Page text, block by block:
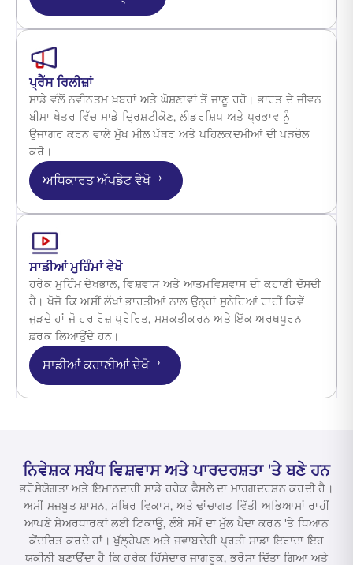
ਪ੍ਰੈੱਸ ਰਿਲੀਜ਼ਾਂ
ਸਾਡੇ ਵੱਲੋਂ ਨਵੀਨਤਮ ਖ਼ਬਰਾਂ ਅਤੇ ਘੋਸ਼ਣਾਵਾਂ ਤੋਂ ਜਾਣੂ ਰਹੋ। ਭਾਰਤ ਦੇ ਜੀਵਨ
ਬੀਮਾ ਖੇਤਰ ਵਿੱਚ ਸਾਡੇ ਦ੍ਰਿਸ਼ਟੀਕੋਣ, ਲੀਡਰਸ਼ਿਪ ਅਤੇ ਪ੍ਰਭਾਵ ਨੂੰ
ਉਜਾਗਰ ਕਰਨ ਵਾਲੇ ਮੁੱਖ ਮੀਲ ਪੱਥਰ ਅਤੇ ਪਹਿਲਕਦਮੀਆਂ ਦੀ ਪੜਚੋਲ
ਕਰੋ।
ਅਧਿਕਾਰਤ ਅੱਪਡੇਟ ਵੇਖੋ ›
ਸਾਡੀਆਂ ਮੁਹਿੰਮਾਂ ਵੇਖੋ
ਹਰੇਕ ਮੁਹਿੰਮ ਦੇਖਭਾਲ, ਵਿਸ਼ਵਾਸ ਅਤੇ ਆਤਮਵਿਸ਼ਵਾਸ ਦੀ ਕਹਾਣੀ ਦੱਸਦੀ
ਹੈ। ਖੋਜੋ ਕਿ ਅਸੀਂ ਲੱਖਾਂ ਭਾਰਤੀਆਂ ਨਾਲ ਉਨ੍ਹਾਂ ਸੁਨੇਹਿਆਂ ਰਾਹੀਂ ਕਿਵੇਂ
ਜੁੜਦੇ ਹਾਂ ਜੋ ਹਰ ਰੋਜ਼ ਪ੍ਰੇਰਿਤ, ਸਸ਼ਕਤੀਕਰਨ ਅਤੇ ਇੱਕ ਅਰਥਪੂਰਨ
ਫ਼ਰਕ ਲਿਆਉਂਦੇ ਹਨ।
ਸਾਡੀਆਂ ਕਹਾਣੀਆਂ ਦੇਖੋ ›
ਨਿਵੇਸ਼ਕ ਸਬੰਧ ਵਿਸ਼ਵਾਸ ਅਤੇ ਪਾਰਦਰਸ਼ਤਾ 'ਤੇ ਬਣੇ ਹਨ
ਭਰੋਸੇਯੋਗਤਾ ਅਤੇ ਇਮਾਨਦਾਰੀ ਸਾਡੇ ਹਰੇਕ ਫੈਸਲੇ ਦਾ ਮਾਰਗਦਰਸ਼ਨ ਕਰਦੀ ਹੈ।
ਅਸੀਂ ਮਜ਼ਬੂਤ ਸ਼ਾਸਨ, ਸਥਿਰ ਵਿਕਾਸ, ਅਤੇ ਢਾਂਚਾਗਤ ਵਿੱਤੀ ਅਭਿਆਸਾਂ ਰਾਹੀਂ
ਆਪਣੇ ਸ਼ੇਅਰਧਾਰਕਾਂ ਲਈ ਟਿਕਾਊ, ਲੰਬੇ ਸਮੇਂ ਦਾ ਮੁੱਲ ਪੈਦਾ ਕਰਨ 'ਤੇ ਧਿਆਨ
ਕੇਂਦਰਿਤ ਕਰਦੇ ਹਾਂ। ਖੁੱਲ੍ਹੇਪਣ ਅਤੇ ਜਵਾਬਦੇਹੀ ਪ੍ਰਤੀ ਸਾਡਾ ਇਰਾਦਾ ਇਹ
ਯਕੀਨੀ ਬਣਾਉਂਦਾ ਹੈ ਕਿ ਹਰੇਕ ਹਿੱਸੇਦਾਰ ਜਾਗਰੂਕ, ਭਰੋਸਾ ਦਿੱਤਾ ਗਿਆ ਅਤੇ